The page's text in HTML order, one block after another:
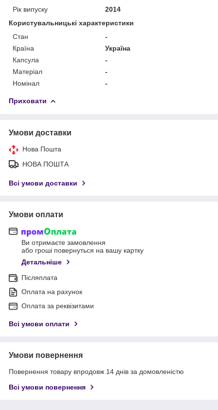
Рік випуску
2014
Користувальницькі характеристики
Стан
-
Країна
Україна
Капсула
-
Матеріал
-
Номінал
-
Приховати
Умови доставки
Нова Пошта
НОВА ПОШТА
Всі умови доставки
Умови оплати
Ви отримаєте замовлення
або гроші повернуться на вашу картку
Детальніше
Післяплата
Оплата на рахунок
Оплата за реквізитами
Всі умови оплати
Умови повернення
Повернення товару впродовж 14 днів за домовленістю
Всі умови повернення